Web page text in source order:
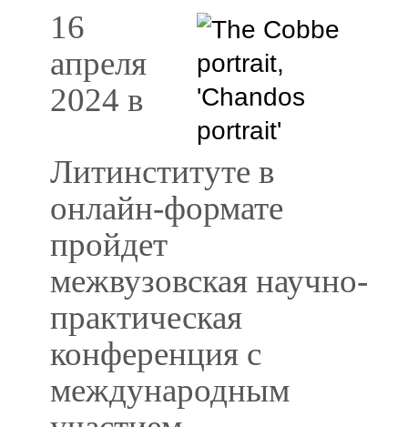
16
апреля
2024 в
Литинституте в
онлайн-формате
пройдет
межвузовская научно-
практическая
конференция с
международным